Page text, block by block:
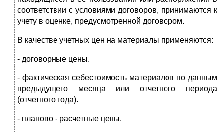
соответствии с условиями договоров, принимаются к
учету в оценке, предусмотренной договором.
В качестве учетных цен на материалы применяются:
- договорные цены.
- фактическая себестоимость материалов по данным
предыдущего месяца или отчетного периода
(отчетного года).
- планово - расчетные цены.